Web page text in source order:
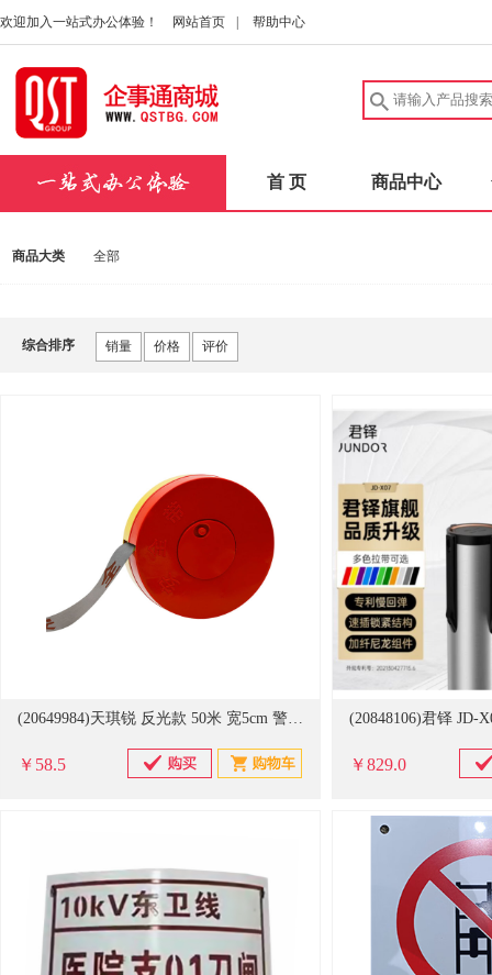
欢迎加入一站式办公体验！ 网站首页 帮助中心
首 页 商品中心
商品大类 全部
综合排序 销量 价格 评价
(20649984)天琪锐 反光款 50米 宽5cm 警戒线(单位：件)
￥58.5 ￥829.0